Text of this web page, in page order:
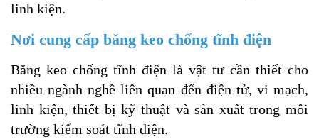
linh kiện.
Nơi cung cấp băng keo chống tĩnh điện
Băng keo chống tĩnh điện là vật tư cần thiết cho
nhiều ngành nghề liên quan đến điện tử, vi mạch,
linh kiện, thiết bị kỹ thuật và sản xuất trong môi
trường kiểm soát tĩnh điện.